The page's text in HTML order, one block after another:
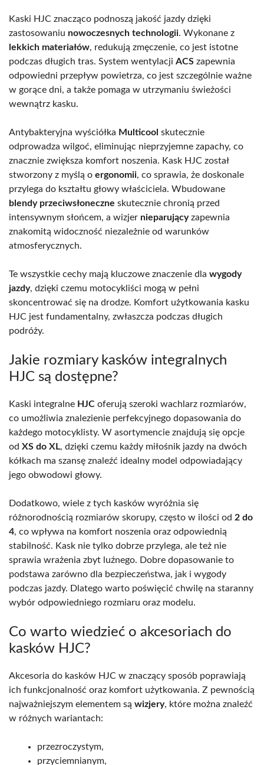
Kaski HJC znacząco podnoszą jakość jazdy dzięki
zastosowaniu nowoczesnych technologii. Wykonane z
lekkich materiałów, redukują zmęczenie, co jest istotne
podczas długich tras. System wentylacji ACS zapewnia
odpowiedni przepływ powietrza, co jest szczególnie ważne
w gorące dni, a także pomaga w utrzymaniu świeżości
wewnątrz kasku.
Antybakteryjna wyściółka Multicool skutecznie
odprowadza wilgoć, eliminując nieprzyjemne zapachy, co
znacznie zwiększa komfort noszenia. Kask HJC został
stworzony z myślą o ergonomii, co sprawia, że doskonale
przylega do kształtu głowy właściciela. Wbudowane
blendy przeciwsłoneczne skutecznie chronią przed
intensywnym słońcem, a wizjer nieparującyzapewnia
znakomitą widoczność niezależnie od warunków
atmosferycznych.
Te wszystkie cechy mają kluczowe znaczenie dla wygody
jazdy, dzięki czemu motocykliści mogą w pełni
skoncentrować się na drodze. Komfort użytkowania kasku
HJC jest fundamentalny, zwłaszcza podczas długich
podróży.
Jakie rozmiary kasków integralnych
HJC są dostępne?
Kaski integralne HJC oferują szeroki wachlarz rozmiarów,
co umożliwia znalezienie perfekcyjnego dopasowania do
każdego motocyklisty. W asortymencie znajdują się opcje
od XS do XL, dzięki czemu każdy miłośnik jazdy na dwóch
kółkach ma szansę znaleźć idealny model odpowiadający
jego obwodowi głowy.
Dodatkowo, wiele z tych kasków wyróżnia się
różnorodnością rozmiarów skorupy, często w ilości od 2 do
4, co wpływa na komfort noszenia oraz odpowiednią
stabilność. Kask nie tylko dobrze przylega, ale też nie
sprawia wrażenia zbyt luźnego. Dobre dopasowanie to
podstawa zarówno dla bezpieczeństwa, jak i wygody
podczas jazdy. Dlatego warto poświęcić chwilę na staranny
wybór odpowiedniego rozmiaru oraz modelu.
Co warto wiedzieć o akcesoriach do
kasków HJC?
Akcesoria do kasków HJC w znaczący sposób poprawiają
ich funkcjonalność oraz komfort użytkowania. Z pewnością
najważniejszym elementem są wizjery, które można znaleźć
w różnych wariantach:
przezroczystym,
przyciemnianym,